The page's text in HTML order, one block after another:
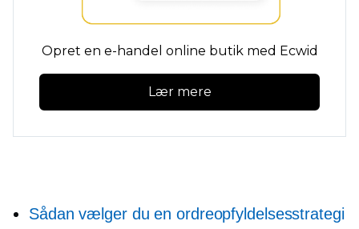
Opret en e-handel online butik med Ecwid
Lær mere
Sådan vælger du en ordreopfyldelsesstrategi